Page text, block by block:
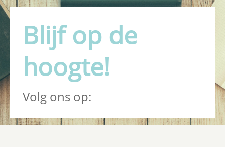
Blijf op de
hoogte!
Volg ons op: